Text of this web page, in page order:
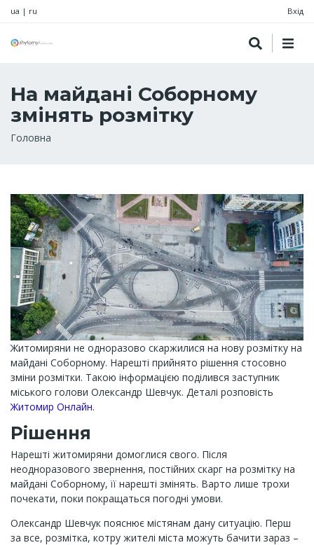
ua | ru Вхід
На майдані Соборному
змінять розмітку
Рядок
Головна
Житомиряни не одноразово скаржилися на нову розмітку на
майдані Соборному. Нарешті прийнято рішення стосовно
зміни розмітки. Такою інформацією поділився заступник
міського голови Олександр Шевчук. Деталі розповість
Житомир Онлайн.
Рішення
Нарешті житомиряни домоглися свого. Після
неодноразового звернення, постійних скарг на розмітку на
майдані Соборному, її нарешті змінять. Варто лише трохи
почекати, поки покращаться погодні умови.
Олександр Шевчук пояснює містянам дану ситуацію. Перш
за все, розмітка, котру жителі міста можуть бачити зараз –